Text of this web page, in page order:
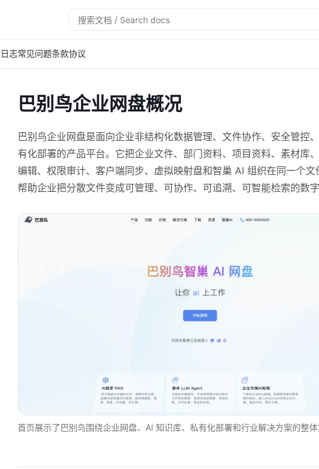
搜
索
志常见问题条款协议
巴别鸟企业网盘概况
巴别鸟企业网盘是面向企业非结构化数据管理、文件协作、安全管控
有化部署的产品平台。它把企业文件、部门资料、项目资料、素材库
编辑、权限审计、客户端同步、虚拟映射盘和智巢 AI 组织在同一个文
帮助企业把分散文件变成可管理、可协作、可追溯、可智能检索的数字
首页展示了巴别鸟围绕企业网盘、AI 知识库、私有化部署和行业解决方案的整体